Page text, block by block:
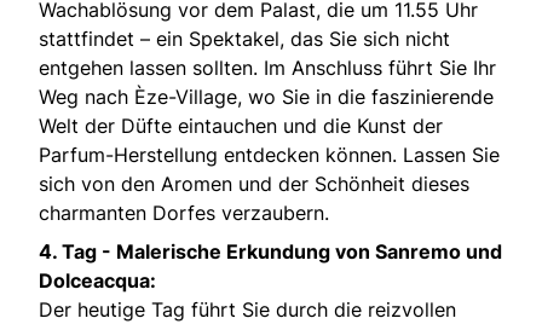
Wachablösung vor dem Palast, die um 11.55 Uhr
stattfindet – ein Spektakel, das Sie sich nicht
entgehen lassen sollten. Im Anschluss führt Sie Ihr
Weg nach Èze-Village, wo Sie in die faszinierende
Welt der Düfte eintauchen und die Kunst der
Parfum-Herstellung entdecken können. Lassen Sie
sich von den Aromen und der Schönheit dieses
charmanten Dorfes verzaubern.
4. Tag - Malerische Erkundung von Sanremo und
Dolceacqua:
Der heutige Tag führt Sie durch die reizvollen